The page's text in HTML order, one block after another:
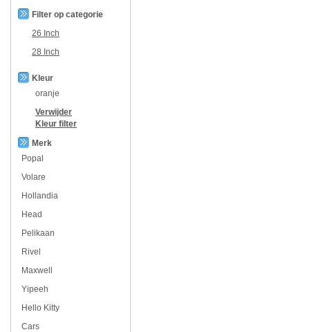
Filter op categorie
26 Inch
28 Inch
Kleur
oranje
Verwijder
Kleur filter
Merk
Popal
Volare
Hollandia
Head
Pelikaan
Rivel
Maxwell
Yipeeh
Hello Kitty
Cars